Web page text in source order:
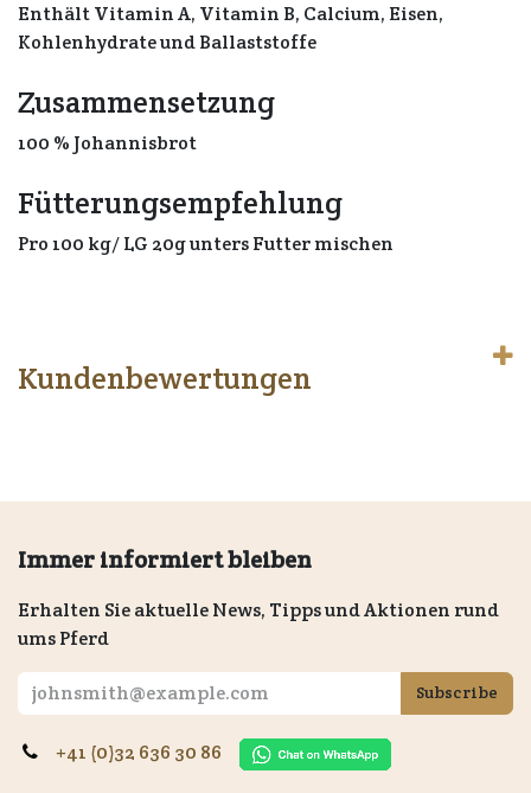
Enthält Vitamin A, Vitamin B, Calcium, Eisen,
Kohlenhydrate und Ballaststoffe
Zusammensetzung
100 % Johannisbrot
Fütterungsempfehlung
Pro 100 kg/ LG 20g unters Futter mischen
Kundenbewertungen
Immer informiert bleiben
Erhalten Sie aktuelle News, Tipps und Aktionen rund
ums Pferd
Subscribe
+41 (0)32 636 30 86